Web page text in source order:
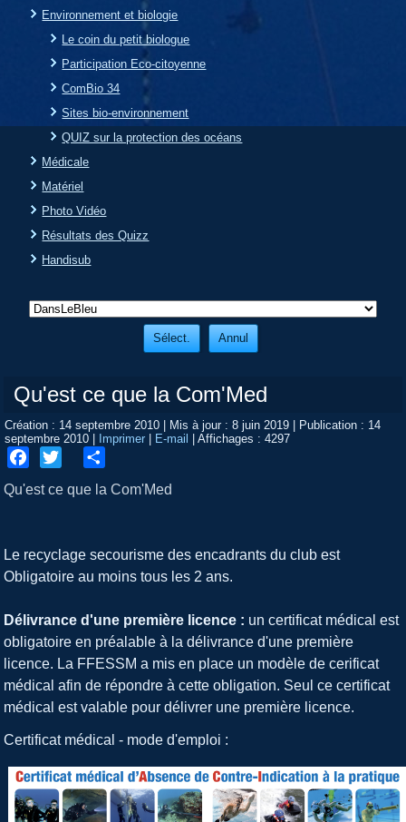
Environnement et biologie
Le coin du petit biologue
Participation Eco-citoyenne
ComBio 34
Sites bio-environnement
QUIZ sur la protection des océans
Médicale
Matériel
Photo Vidéo
Résultats des Quizz
Handisub
Qu'est ce que la Com'Med
Création : 14 septembre 2010 | Mis à jour : 8 juin 2019 | Publication : 14
septembre 2010 | Imprimer | E-mail |Affichages : 4297
Qu'est ce que la Com'Med
Le recyclage secourisme des encadrants du club est
Obligatoire au moins tous les 2 ans.
Délivrance d'une première licence : un certificat médical est
obligatoire en préalable à la délivrance d'une première
licence. La FFESSM a mis en place un modèle de cerificat
médical afin de répondre à cette obligation. Seul ce certificat
médical est valable pour délivrer une première licence.
Certificat médical - mode d'emploi :